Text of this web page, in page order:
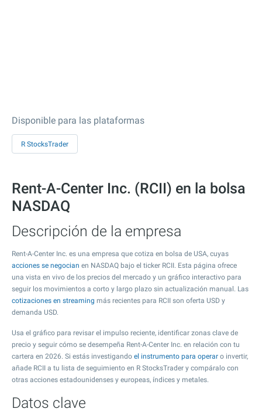
Disponible para las plataformas
R StocksTrader
Rent-A-Center Inc. (RCII) en la bolsa
NASDAQ
Descripción de la empresa
Rent-A-Center Inc. es una empresa que cotiza en bolsa de USA, cuyas
acciones se negocian en NASDAQ bajo el ticker RCII. Esta página ofrece
una vista en vivo de los precios del mercado y un gráfico interactivo para
seguir los movimientos a corto y largo plazo sin actualización manual. Las
cotizaciones en streaming más recientes para RCII son oferta USD y
demanda USD.
Usa el gráfico para revisar el impulso reciente, identificar zonas clave de
precio y seguir cómo se desempeña Rent-A-Center Inc. en relación con tu
cartera en 2026. Si estás investigando el instrumento para operar o invertir,
añade RCII a tu lista de seguimiento en R StocksTrader y compáralo con
otras acciones estadounidenses y europeas, índices y metales.
Datos clave